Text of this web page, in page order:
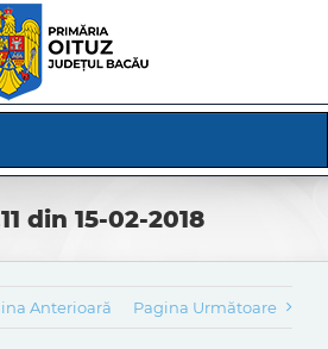
din 15-02-2018
Anterioară Pagina Următoare